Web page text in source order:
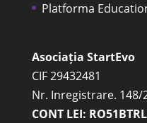
Platforma
Asociația StartEvo
CIF 29432481
Nr. Inregistrare. 148/
CONT LEI: